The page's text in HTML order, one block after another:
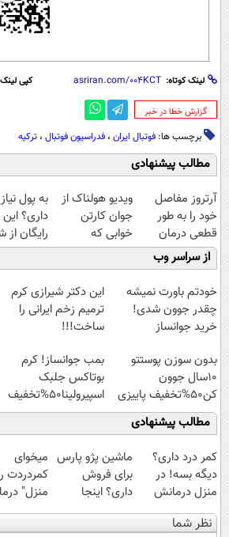
لینک کوتاه: کپی لینک
‌گزارش خطا در خبر
برچسب ها: فوتبال ایران ، فدراسیون فوتبال ، ترکیه
مطالب پیشنهادی
آرتروز مفاصل
خود را به طور
قطعی درمان
کنید!
◗پرسش‌نامه◖
ویدیو هولناک از
جوان کارتن
خوابی که
میلیاردر شد.
آموزش رایگان
به پول نیاز
داری؟ این
رایگان از
پولی
میکنه
از سراسر وب
خودتم باورت نمیشه
چقدر جوون شدی!
خرید جوانساز
ویژه
این دکتر شیرازی کرم
ترمیم زخم ایرانی را
ساخت!!!
بدون سوزن پوستتو
10سال جوون
کن50%تخفیف پاییزی
بمب جوانساز! کرم
بوتاکس جلبک
اسپیرولینا50%تخفیف
مطالب پیشنهادی
کمر درد داری؟
دیگه بسه! در
منزل درمانش
کن
(◀پرسش‌نامه)
ماشین پژو پارس
برای فروش
داری؟ اینجا
سریع بفروشش
میخوای
کمردردت
منزل"
کنی؟
نظر شما